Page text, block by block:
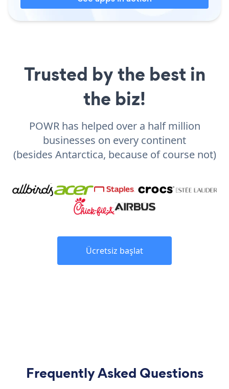
Trusted by the best in
the biz!
POWR has helped over a half million
businesses on every continent
(besides Antarctica, because of course not)
Ücretsiz başlat
Frequently Asked Questions